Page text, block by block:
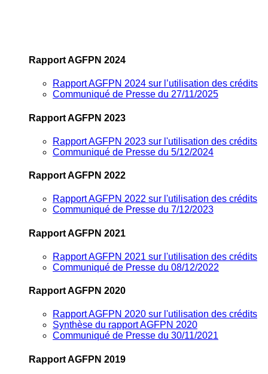
Rapport AGFPN 2024
Rapport AGFPN 2024 sur l’utilisation des crédits
Communiqué de Presse du 27/11/2025
Rapport AGFPN 2023
Rapport AGFPN 2023 sur l'utilisation des crédits
Communiqué de Presse du 5/12/2024
Rapport AGFPN 2022
Rapport AGFPN 2022 sur l'utilisation des crédits
Communiqué de Presse du 7/12/2023
Rapport AGFPN 2021
Rapport AGFPN 2021 sur l'utilisation des crédits
Communiqué de Presse du 08/12/2022
Rapport AGFPN 2020
Rapport AGFPN 2020 sur l'utilisation des crédits
Synthèse du rapport AGFPN 2020
Communiqué de Presse du 30/11/2021
Rapport AGFPN 2019